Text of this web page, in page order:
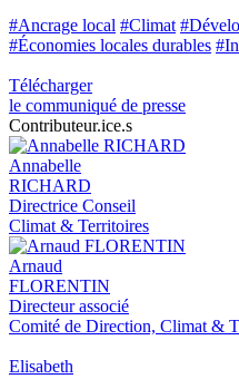
#Ancrage local #Climat
#Économies locales durables
Télécharger
le communiqué de presse
Contributeur.ice.s
Annabelle
RICHARD
Directrice Conseil
Climat & Territoires
Arnaud
FLORENTIN
Directeur associé
Comité de Direction, Climat &
Elisabeth